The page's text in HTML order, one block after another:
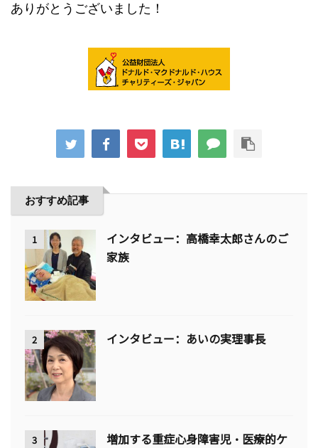
ありがとうございました！
おすすめ記事
1
インタビュー：高橋幸太郎さんのご
家族
2 インタビュー：あいの実理事長
3
増加する重症心身障害児・医療的ケ